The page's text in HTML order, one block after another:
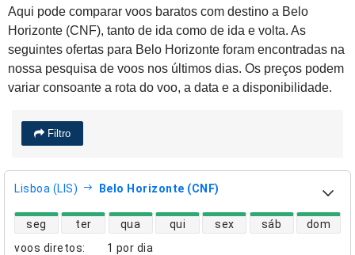
Aqui pode comparar voos baratos com destino a Belo
Horizonte (CNF), tanto de ida como de ida e volta. As
seguintes ofertas para Belo Horizonte foram encontradas na
nossa pesquisa de voos nos últimos dias. Os preços podem
variar consoante a rota do voo, a data e a disponibilidade.
Filtro
Lisboa (LIS) Belo Horizonte (CNF)
voos diretos:
1 por dia
disponibilidade de voos diretos
seg ter qua qui sex sáb dom